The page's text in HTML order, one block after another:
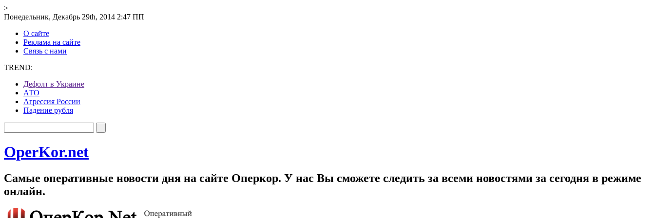
>
Понедельник, Декабрь 29th, 2014 2:47 ПП
О сайте
Реклама на сайте
Связь с нами
TREND:
Дефолт в Украине
АТО
Агрессия России
Падение рубля
OperKor.net
Самые оперативные новости дня на сайте Оперкор. У нас Вы сможете следить за всеми новостями за сегодня в режиме
онлайн.